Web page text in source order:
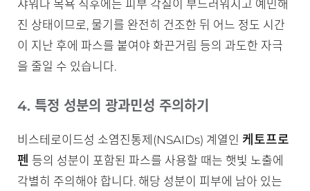
샤워나 목욕 직후에는 피부 각질이 부드러워지고 예민해
진 상태이므로, 물기를 완전히 건조한 뒤 어느 정도 시간
이 지난 후에 파스를 붙여야 화끈거림 등의 과도한 자극
을 줄일 수 있습니다.
4. 특정 성분의 광과민성 주의하기
비스테로이드성 소염진통제(NSAIDs) 계열인 케토프로
펜 등의 성분이 포함된 파스를 사용할 때는 햇빛 노출에
각별히 주의해야 합니다. 해당 성분이 피부에 남아 있는